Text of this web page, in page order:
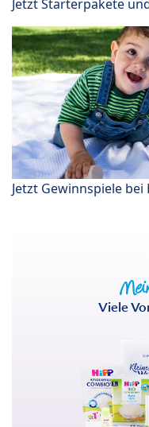
Jetzt Starterpakete
Jetzt Gewinnspiele bei
Viele